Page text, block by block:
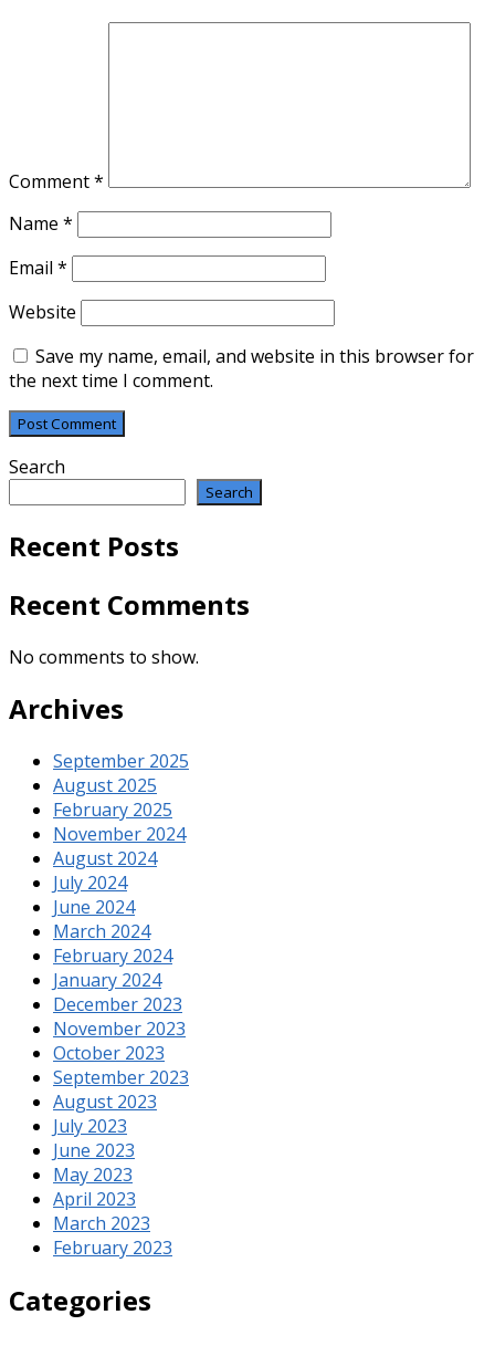
Comment*
Name *
Email *
Website
Save my name, email, and website in this browser for
the next time I comment.
Search
Search
Recent Posts
Recent Comments
No comments to show.
Archives
September 2025
August 2025
February 2025
November 2024
August 2024
July 2024
June 2024
March 2024
February 2024
January 2024
December 2023
November 2023
October 2023
September 2023
August 2023
July 2023
June 2023
May 2023
April 2023
March 2023
February 2023
Categories